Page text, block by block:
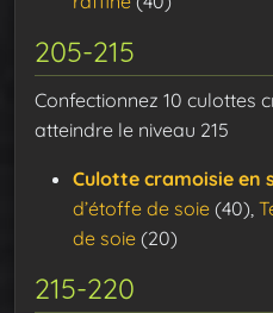
205-215
Confectionnez 10 culottes
atteindre le niveau 215
Culotte cramoisie en
d’étoffe de soie (40),
de soie (20)
215-220